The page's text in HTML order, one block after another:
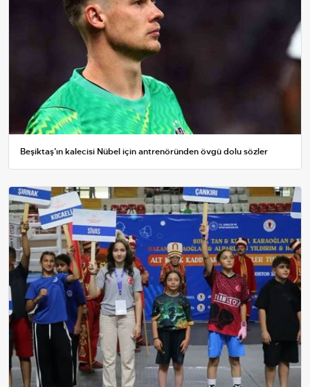
Beşiktaş’ın kalecisi Nübel için antrenöründen övgü dolu sözler